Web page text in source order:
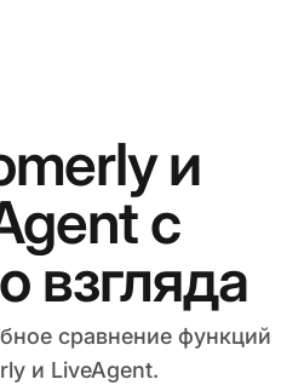
и
с
взгляда
сравнение функций
и LiveAgent.